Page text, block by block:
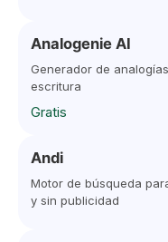
Analogenie AI
Generador de
escritura
Gratis
Andi
Motor de búsqueda
y sin publicidad